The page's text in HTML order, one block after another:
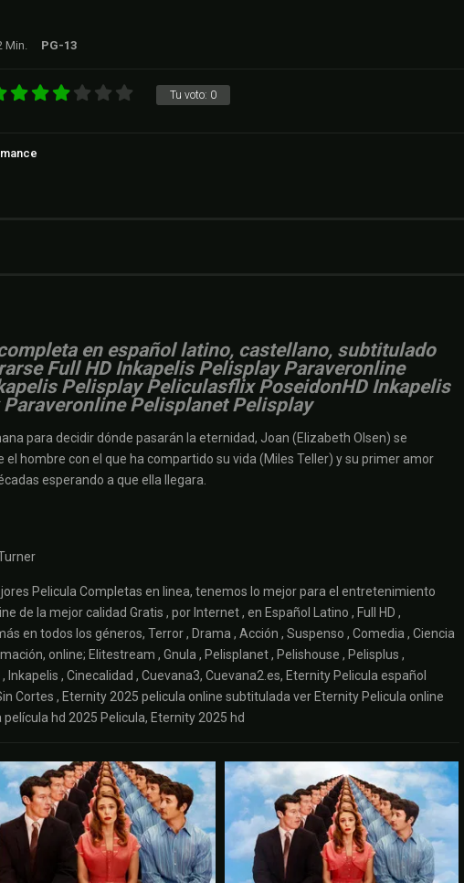
Min. PG-13
Tu voto: 0
en español latino, castellano, subtitulado
Full HD Inkapelis Pelisplay Paraveronline
Pelisplay Peliculasflix PoseidonHD Inkapelis
Paraveronline Pelisplanet Pelisplay
para decidir dónde pasarán la eternidad, Joan (Elizabeth Olsen) se
hombre con el que ha compartido su vida (Miles Teller) y su primer amor
esperando a que ella llegara.
Pelicula Completas en linea, tenemos lo mejor para el entretenimiento
de la mejor calidad Gratis , por Internet , en Español Latino , Full HD ,
en todos los géneros, Terror , Drama , Acción , Suspenso , Comedia , Ciencia
online; Elitestream , Gnula , Pelisplanet , Pelishouse , Pelisplus ,
Inkapelis , Cinecalidad , Cuevana3, Cuevana2.es, Eternity Pelicula español
Cortes , Eternity 2025 pelicula online subtitulada ver Eternity Pelicula online
hd 2025 Pelicula, Eternity 2025 hd